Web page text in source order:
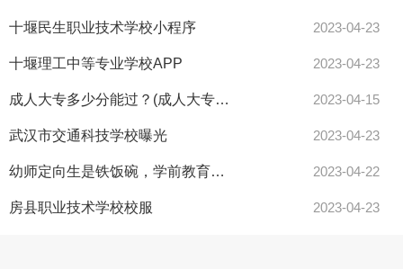
十堰民生职业技术学校小程序 2023-04-23
十堰理工中等专业学校APP 2023-04-23
成人大专多少分能过？(成人大专能考什么证) 2023-04-15
武汉市交通科技学校曝光 2023-04-23
幼师定向生是铁饭碗，学前教育专升本真的有用吗？ 2023-04-22
房县职业技术学校校服 2023-04-23